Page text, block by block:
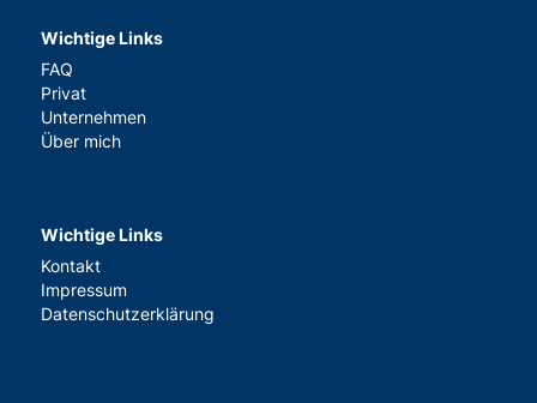
Wichtige Links
FAQ
Privat
Unternehmen
Über mich
Wichtige Links
Kontakt
Impressum
Datenschutzerklärung